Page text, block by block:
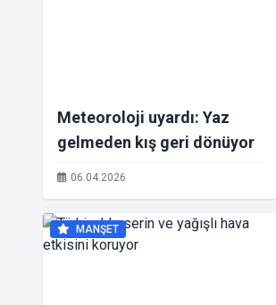
Meteoroloji uyardı: Yaz
gelmeden kış geri dönüyor
06.04.2026
MANŞET